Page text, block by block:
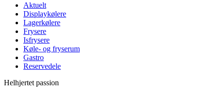
Aktuelt
Displaykølere
Lagerkølere
Frysere
Isfrysere
Køle- og fryserum
Gastro
Reservedele
Helhjertet passion